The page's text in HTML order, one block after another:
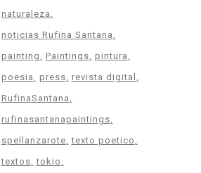
naturaleza
noticias Rufina Santana
painting
Paintings pintura
poesia
press revista digital
RufinaSantana
rufinasantanapaintings
spellanzarote texto poetico
textos tokio